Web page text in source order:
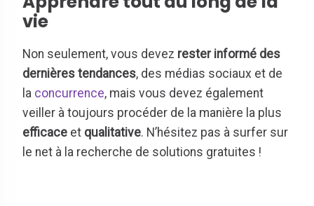
vie
Non seulement, vous devez rester informé des
dernières tendances, des médias sociaux et de
la concurrence, mais vous devez également
veiller à toujours procéder de la manière la plus
efficace et qualitative. N’hésitez pas à surfer sur
le net à la recherche de solutions gratuites !